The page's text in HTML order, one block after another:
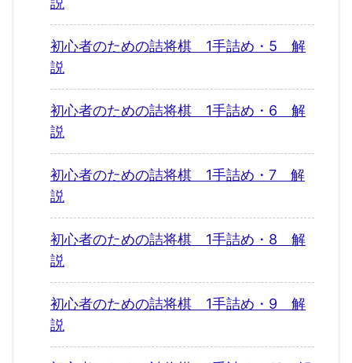
初心者のための詰将棋 1手詰め・5 解
説
初心者のための詰将棋 1手詰め・6 解
説
初心者のための詰将棋 1手詰め・7 解
説
初心者のための詰将棋 1手詰め・8 解
説
初心者のための詰将棋 1手詰め・9 解
説